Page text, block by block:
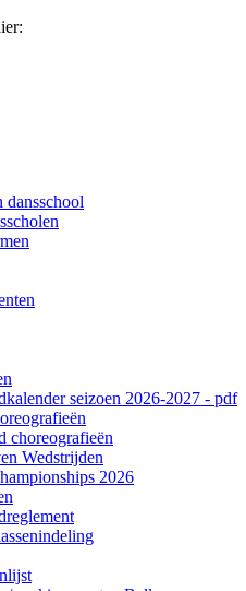
dansschool
seizoen 2026-2027 - pdf
choreografieën
Wedstrijden
2026